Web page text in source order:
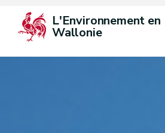
L'Environnement en
Wallonie